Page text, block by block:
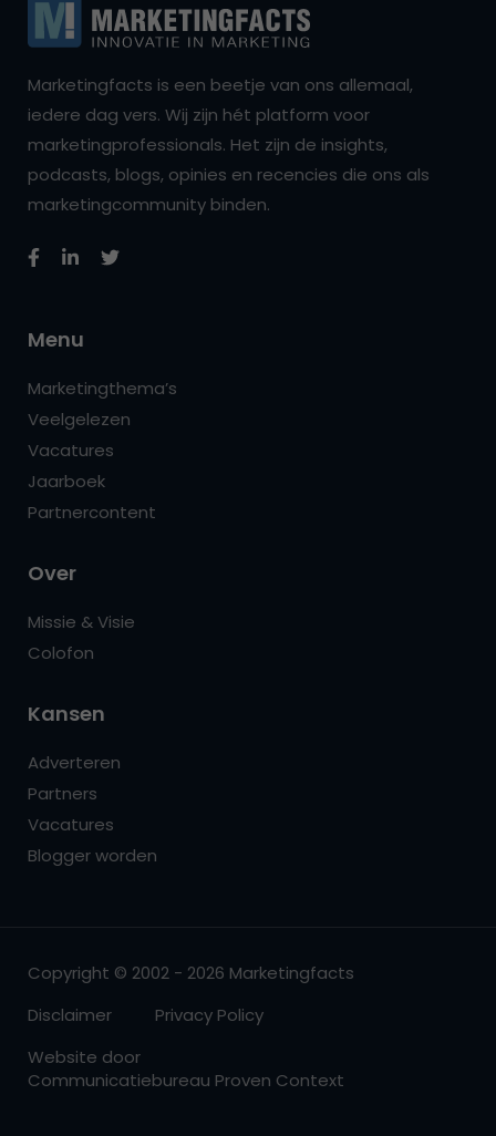
Marketingfacts is een beetje van ons allemaal,
iedere dag vers. Wij zijn hét platform voor
marketingprofessionals. Het zijn de insights,
podcasts, blogs, opinies en recencies die ons als
marketingcommunity binden.
Menu
Marketingthema’s
Veelgelezen
Vacatures
Jaarboek
Partnercontent
Over
Missie & Visie
Colofon
Kansen
Adverteren
Partners
Vacatures
Blogger worden
Copyright © 2002 - 2026 Marketingfacts
Disclaimer
Privacy Policy
Website door
Communicatiebureau Proven Context